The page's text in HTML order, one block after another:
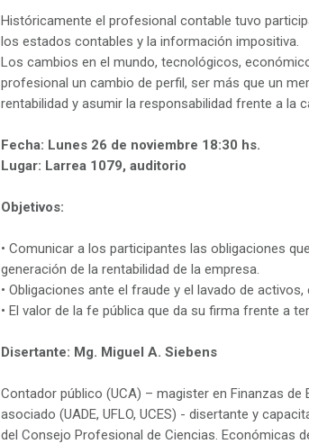
Históricamente el profesional contable tuvo
los estados contables y la información impositiva.
Los cambios en el mundo, tecnológicos,
profesional un cambio de perfil, ser más que un
rentabilidad y asumir la responsabilidad frente a la
Fecha: Lunes 26 de noviembre 18:30 hs.
Lugar: Larrea 1079, auditorio
Objetivos:
• Comunicar a los participantes las obligaciones
generación de la rentabilidad de la empresa.
• Obligaciones ante el fraude y el lavado de activos,
• El valor de la fe pública que da su firma frente a
Disertante: Mg. Miguel A. Siebens
Contador público (UCA) – magister en Finanzas de
asociado (UADE, UFLO, UCES) - disertante y
del Consejo Profesional de Ciencias. Económicas